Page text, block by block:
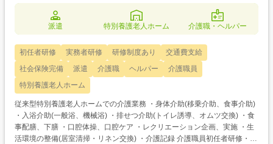
派遣 特別養護老人ホーム 介護職・ヘルパー
初任者研修 実務者研修 研修制度あり
交通費支給
社会保険完備
派遣 介護職 ヘルパー
介護職員
特別養護老人ホーム
従来型特別養護老人ホームでの介護業務 ・身体介助(移乗介助、食事介助)
・入浴介助(一般浴、機械浴) ・排せつ介助(トイレ誘導、オムツ交換) ・食
事配膳、下膳 ・口腔体操、口腔ケア ・レクリエーション企画、実施 ・生
活環境の整備(居室清掃・リネン交換) ・介護記録 介護職員初任者研修・実